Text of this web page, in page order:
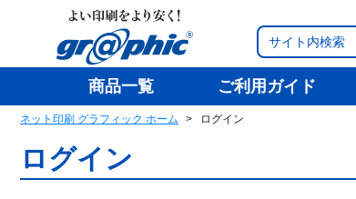
商品一覧 ご利用ガイド
ネット印刷 グラフィック ホーム ログイン
ログイン